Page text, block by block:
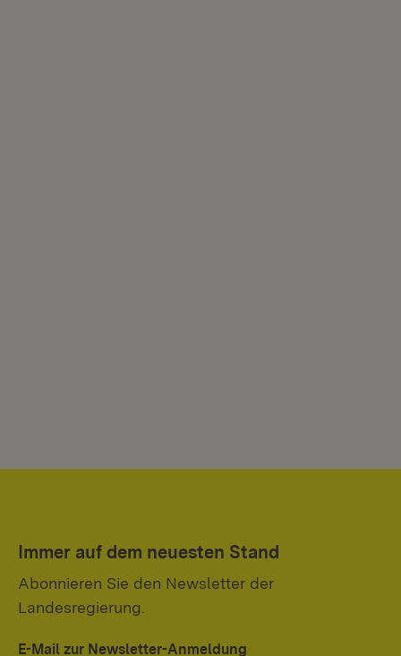
Immer auf dem neuesten Stand
Abonnieren Sie den Newsletter der
Landesregierung.
E-Mail zur Newsletter-Anmeldung